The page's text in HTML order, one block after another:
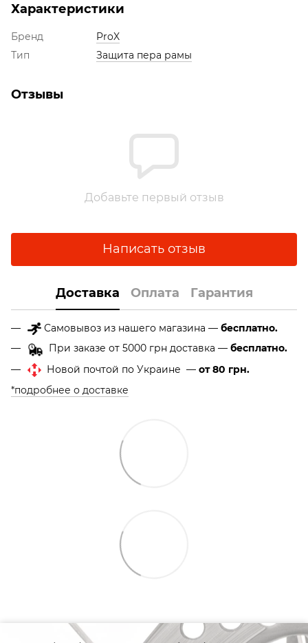
Характеристики
Бренд
ProX
Тип
Защита пера рамы
Отзывы
Добавьте первый отзыв
Написать отзыв
Доставка Оплата Гарантия
Самовывоз из нашего магазина — бесплатно.
При заказе от 5000 грн доставка — бесплатно.
Новой почтой по Украине — от 80 грн.
*подробнее о доставке